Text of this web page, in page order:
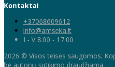
Kontaktai
+37068609612
info@amseka.lt
I - V 8.00 - 17.00
2026 © Visos teisės saugomos.
be autorių sutikimo draudžiama.